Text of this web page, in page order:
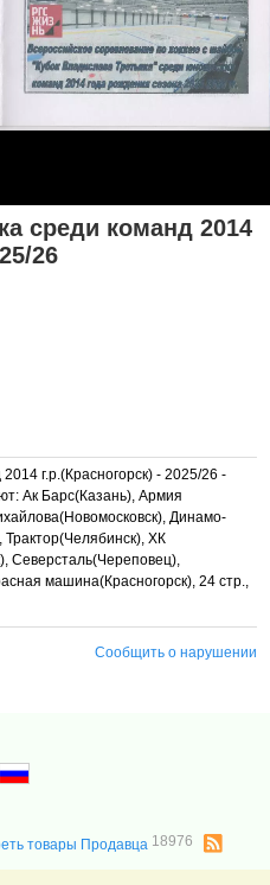
среди команд 2014
26
г.р.(Красногорск) - 2025/26 -
Ак Барс(Казань), Армия
Динамо-
ХК
), Северсталь(Череповец),
машина(Красногорск), 24 стр.,
Сообщить о нарушении
товары Продавца 18976